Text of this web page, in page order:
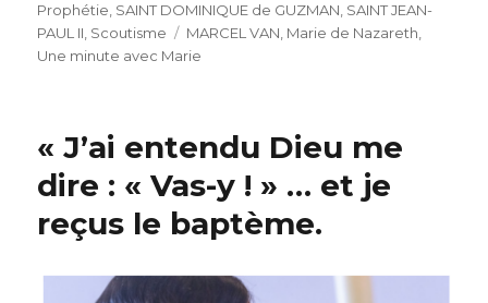
Prophétie SAINT DOMINIQUE de GUZMAN SAINT JEAN-
PAUL II Scoutisme Étiquettes
MARCEL VAN Marie de Nazareth
Une minute avec Marie
« J’ai entendu Dieu me
dire : « Vas-y ! » … et je
reçus le baptème.